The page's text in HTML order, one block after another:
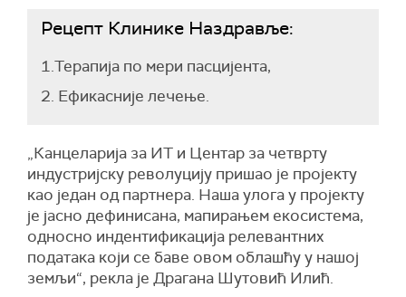
Рецепт Клинике Наздравље:
1.Терапија по мери пасцијента,
2. Ефикасније лечење.
„Канцеларија за ИТ и Центар за четврту
индустријску револуцију пришао је пројекту
као један од партнера. Наша улога у пројекту
је јасно дефинисана, мапирањем екосистема,
односно индентификација релевантних
података који се баве овом облашћу у нашој
земљи“, рекла је Драгана Шутовић Илић.